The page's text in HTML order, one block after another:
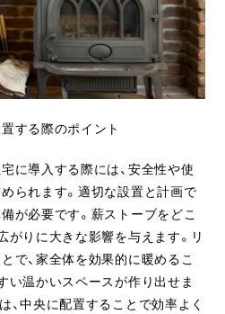
する際のポイント
に導入する際には、安全性や使
られます。適切な設置と計画で
が必要です。薪ストーブをどこ
がりに大きな影響を与えます。リ
で、家全体を効果的に暖めるこ
い温かいスペースが作り出せま
、中央に配置することで効率よく